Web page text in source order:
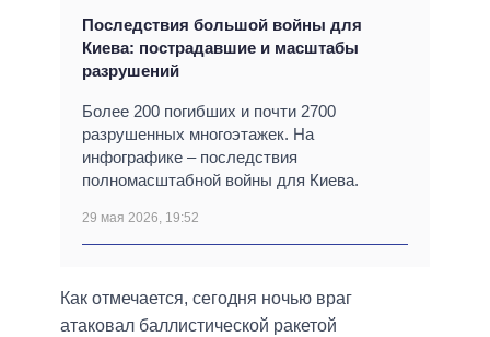
Последствия большой войны для
Киева: пострадавшие и масштабы
разрушений
Более 200 погибших и почти 2700
разрушенных многоэтажек. На
инфографике – последствия
полномасштабной войны для Киева.
29 мая 2026, 19:52
Как отмечается, сегодня ночью враг
атаковал баллистической ракетой